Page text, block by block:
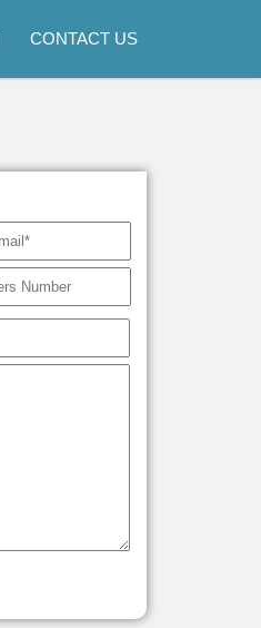
CONTACT US